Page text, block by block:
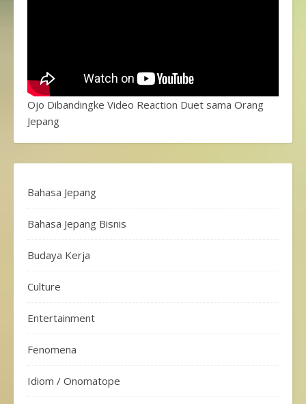
Ojo Dibandingke Video Reaction Duet sama Orang
Jepang
Bahasa Jepang
Bahasa Jepang Bisnis
Budaya Kerja
Culture
Entertainment
Fenomena
Idiom / Onomatope